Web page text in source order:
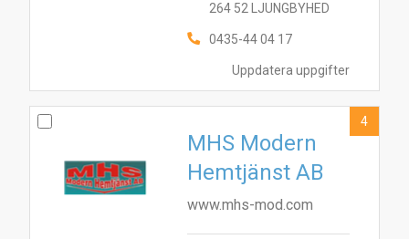
Uppdatera uppgifter
264 52 LJUNGBYHED
0435-44 04 17
MHS Modern
Hemtjänst AB
www.mhs-mod.com
4